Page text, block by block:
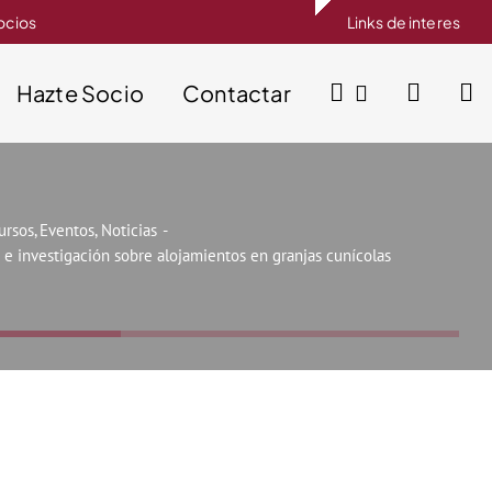
Links de interes
Hazte Socio Contactar
Eventos Noticias
investigación sobre alojamientos en granjas cunícolas